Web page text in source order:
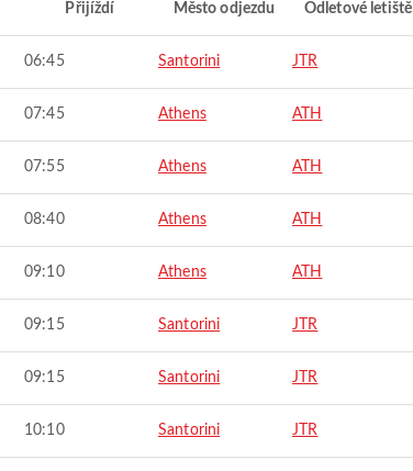
Přijíždí Město odjezdu Odletové letiště
06:45 Santorini JTR
07:45 Athens ATH
07:55 Athens ATH
08:40 Athens ATH
09:10 Athens ATH
09:15 Santorini JTR
09:15 Santorini JTR
10:10 Santorini JTR